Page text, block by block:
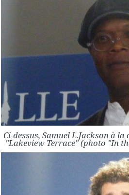
Ci-dessus, Samuel L.Jackson à la
"Lakeview Terrace" (photo "In